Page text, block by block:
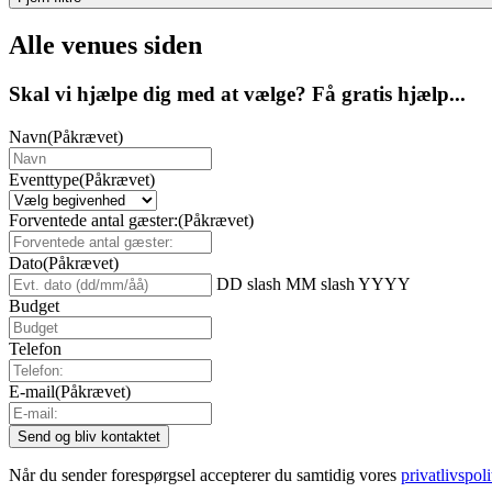
Alle venues siden
Skal vi hjælpe dig med at vælge? Få gratis hjælp...
Navn(Påkrævet)
Eventtype(Påkrævet)
Forventede antal gæster:(Påkrævet)
Dato(Påkrævet)
DD slash MM slash YYYY
Budget
Telefon
E-mail(Påkrævet)
Når du sender forespørgsel accepterer du samtidig vores